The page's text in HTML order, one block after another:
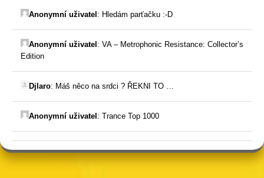
Anonymní uživatel: Hledám parťačku :-D
Anonymní uživatel: VA – Metrophonic Resistance: Collector’s
Edition
Djlaro: Máš něco na srdci ? ŘEKNI TO …
Anonymní uživatel: Trance Top 1000